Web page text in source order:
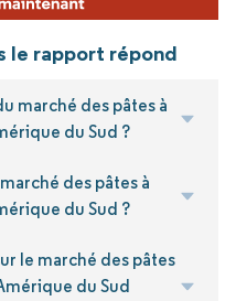
le rapport répond
marché des pâtes à
du Sud ?
des pâtes à
du Sud ?
le marché des pâtes
du Sud